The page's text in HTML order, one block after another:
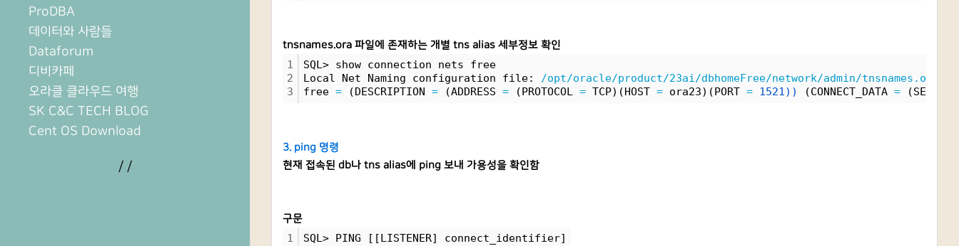
ProDBA
데이터와 사람들
Dataforum
디비카페
오라클 클라우드 여행
SK C&C TECH BLOG
Cent OS Download
/ /
tnsnames.ora 파일에 존재하는 개별 tns alias 세부정보 확인
1
2
3
SQL> show connection nets free
Local Net Naming configuration file: /opt/oracle/product/23ai/dbhomeFree/network/admin/tnsnames.ora
free = (DESCRIPTION = (ADDRESS = (PROTOCOL = TCP)(HOST = ora23)(PORT = 1521)) (CONNECT_DATA = (SERVER
3. ping 명령
현재 접속된 db나 tns alias에 ping 보내 가용성을 확인함
구문
1 SQL> PING [[LISTENER] connect_identifier]